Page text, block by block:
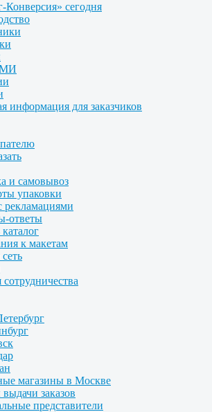
Конверсия» сегодня
информация для заказчиков
и самовывоз
упаковки
рекламациями
ответы
к макетам
сотрудничества
магазины в Москве
заказов
представители